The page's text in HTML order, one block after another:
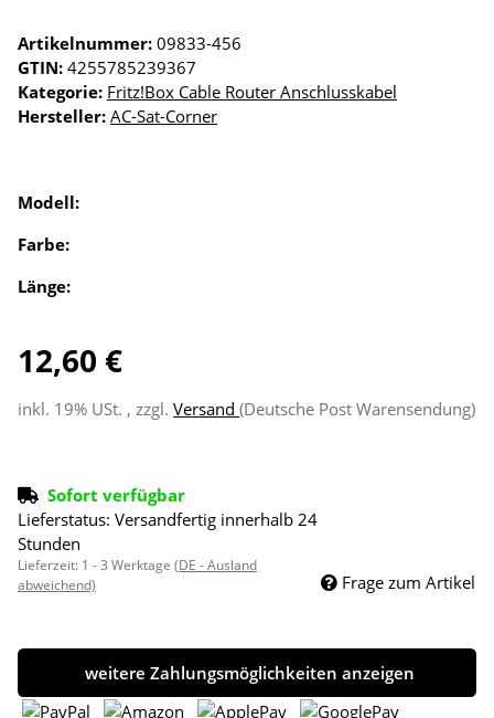
Artikelnummer: 09833-456
GTIN: 4255785239367
Kategorie: Fritz!Box Cable Router Anschlusskabel
Hersteller: AC-Sat-Corner
Modell:
Farbe:
Länge:
12,60 €
inkl. 19% USt. , zzgl. Versand (Deutsche Post Warensendung)
Sofort verfügbar
Lieferstatus: Versandfertig innerhalb 24
Stunden
Lieferzeit: 1 - 3 Werktage (DE - Ausland
abweichend)
Frage zum Artikel
weitere Zahlungsmöglichkeiten anzeigen